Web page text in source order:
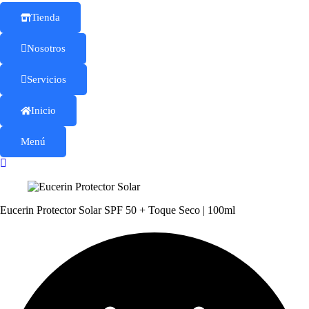
Tienda
Nosotros
Servicios
Inicio
Menú
Eucerin Protector Solar SPF 50 + Toque Seco | 100ml